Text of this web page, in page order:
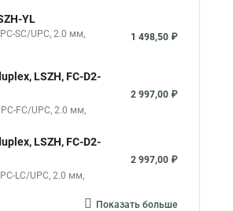
YL
SC/UPC, 2.0 мм,
1 498,50 ₽
LSZH, FC-D2-
FC/UPC, 2.0 мм,
2 997,00 ₽
LSZH, FC-D2-
LC/UPC, 2.0 мм,
2 997,00 ₽
Показать больше